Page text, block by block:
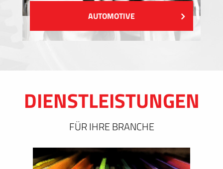
AUTOMOTIVE
DIENSTLEISTUNGEN
FÜR IHRE BRANCHE